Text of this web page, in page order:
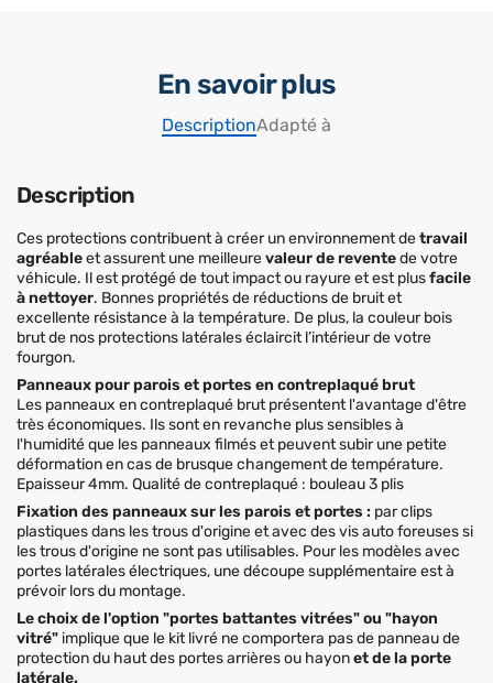
En savoir plus
DescriptionAdapté à
Description
Ces protections contribuent à créer un environnement detravail
agréableet assurent une meilleurevaleur de reventede votre
véhicule. Il est protégé de tout impact ou rayure et est plusfacile
à nettoyer. Bonnes propriétés de réductions de bruit et
excellente résistance à la température. De plus, la couleur bois
brut de nos protections latérales éclaircit l’intérieur de votre
fourgon.
Panneaux pour parois et portes en contreplaqué brut
Les panneaux en contreplaqué brut présentent l'avantage d'être
très économiques. Ils sont en revanche plus sensibles à
l'humidité que les panneaux filmés et peuvent subir une petite
déformation en cas de brusque changement de température.
Epaisseur 4mm. Qualité de contreplaqué : bouleau 3 plis
Fixation des panneaux sur les parois et portes : par clips
plastiques dans les trous d'origine et avec des vis auto foreuses si
les trous d'origine ne sont pas utilisables. Pour les modèles avec
portes latérales électriques, une découpe supplémentaire est à
prévoir lors du montage.
Le choix de l'option "portes battantes vitrées" ou "hayon
vitré" implique que le kit livré ne comportera pas de panneau de
protection du haut des portes arrières ou hayonet de la porte
latérale.